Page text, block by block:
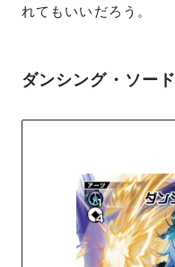
れてもいいだろう。
ダンシング・ソード